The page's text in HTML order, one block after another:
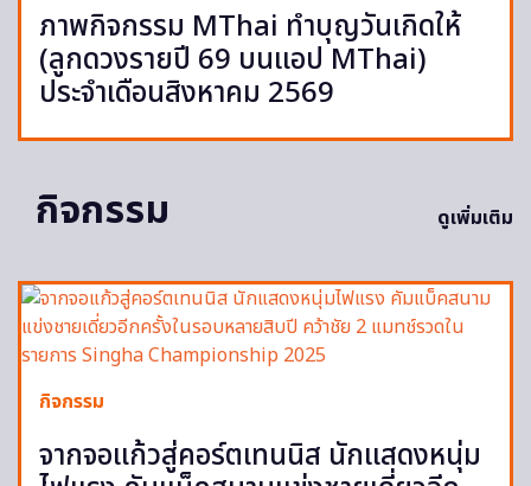
ภาพกิจกรรม MThai ทำบุญวันเกิดให้
(ลูกดวงรายปี 69 บนแอป MThai)
ประจำเดือนสิงหาคม 2569
กิจกรรม ดูเพิ่มเติม
กิจกรรม
จากจอแก้วสู่คอร์ตเทนนิส นักแสดงหนุ่ม